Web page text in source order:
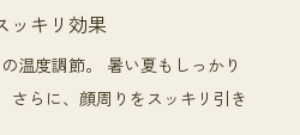
ッキリ効果
温度調節。 暑い夏もしっかり
さらに、顔周りをスッキリ引き